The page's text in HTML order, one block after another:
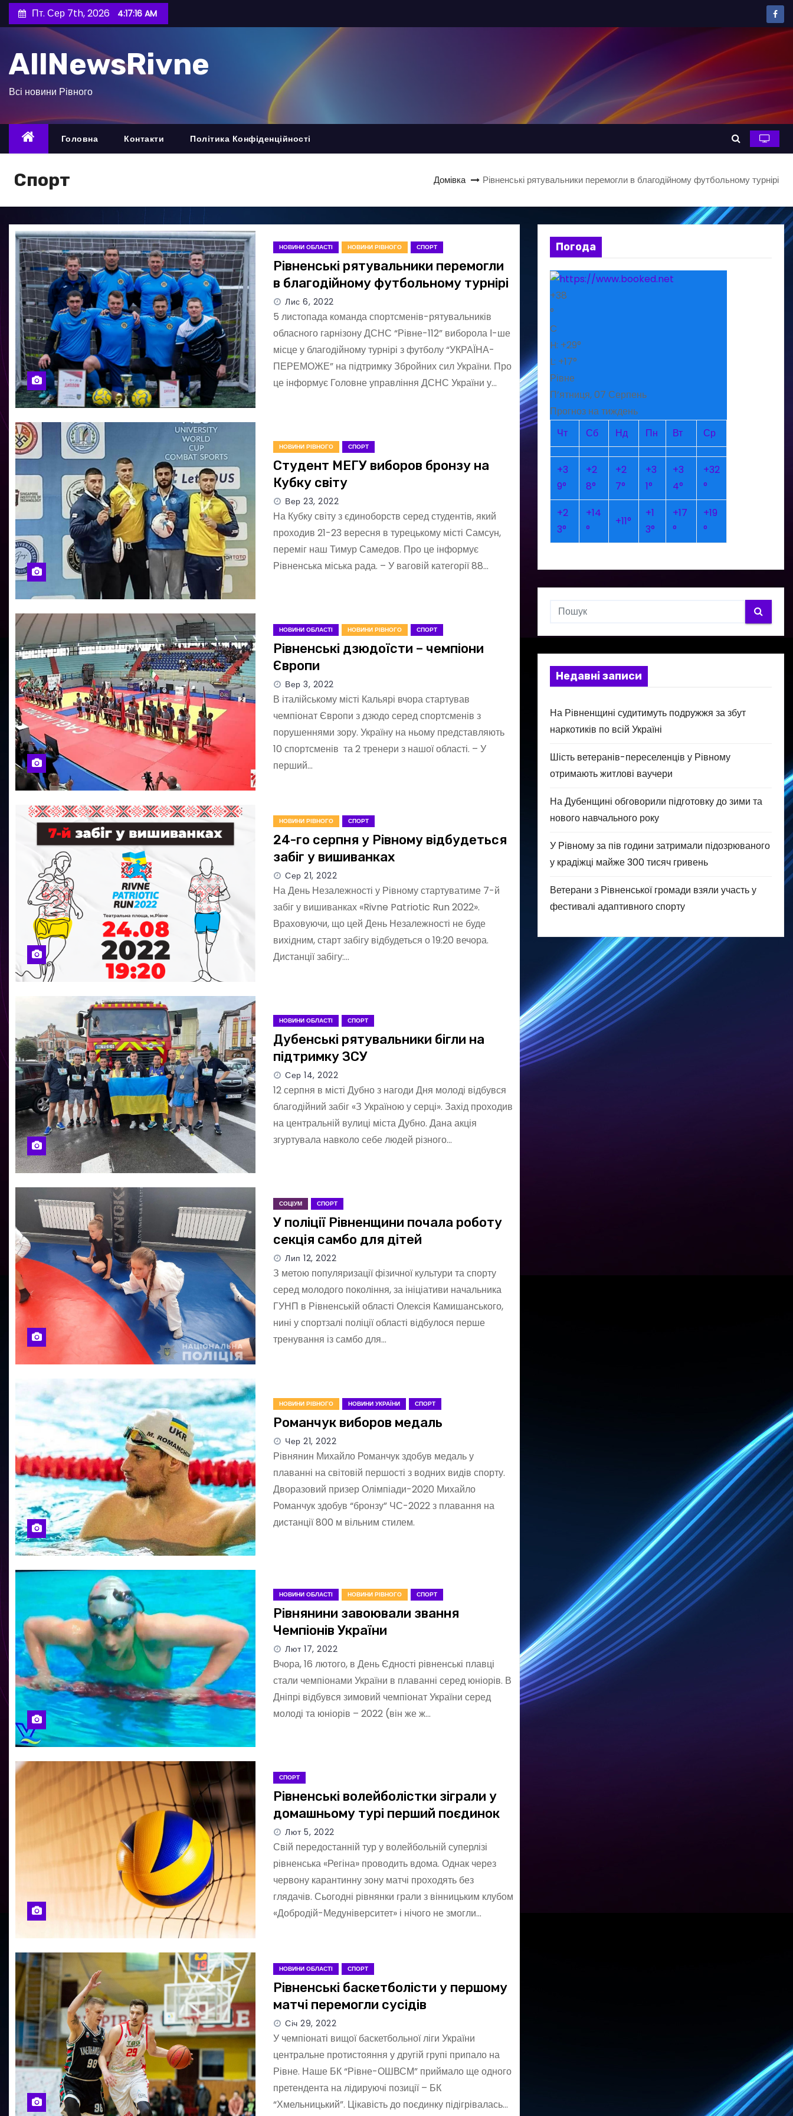
е
д
в
с
Пт. Сер 7th, 2026 4:17:18 AM
AllNewsRivne
Всі новини Рівного
Головна Контакти Політика Конфіденційності
Спорт Домівка Рівненські рятувальники перемогли в благодійному футбольному турнірі
НОВИНИ ОБЛАСТІ НОВИНИ РІВНОГО СПОРТ
Рівненські рятувальники перемогли
в благодійному футбольному турнірі
Лис 6, 2022
5 листопада команда спортсменів-рятувальників
обласного гарнізону ДСНС “Рівне-112” виборола І-ше
місце у благодійному турнірі з футболу “УКРАЇНА-
ПЕРЕМОЖЕ” на підтримку Збройних сил України. Про
це інформує Головне управління ДСНС України у…
НОВИНИ РІВНОГО СПОРТ
Студент МЕГУ виборов бронзу на
Кубку світу
Вер 23, 2022
На Кубку світу з єдиноборств серед студентів, який
проходив 21-23 вересня в турецькому місті Самсун,
переміг наш Тимур Самедов. Про це інформує
Рівненська міська рада. – У ваговій категорії 88…
НОВИНИ ОБЛАСТІ НОВИНИ РІВНОГО СПОРТ
Рівненські дзюдоїсти – чемпіони
Європи
Вер 3, 2022
В італійському місті Кальярі вчора стартував
чемпіонат Європи з дзюдо серед спортсменів з
порушеннями зору. Україну на ньому представляють
10 спортсменів та 2 тренери з нашої області. – У
перший…
НОВИНИ РІВНОГО СПОРТ
24-го серпня у Рівному відбудеться
забіг у вишиванках
Сер 21, 2022
На День Незалежності у Рівному стартуватиме 7-й
забіг у вишиванках «Rivne Patriotic Run 2022».
Враховуючи, що цей День Незалежності не буде
вихідним, старт забігу відбудеться о 19:20 вечора.
Дистанції забігу:…
НОВИНИ ОБЛАСТІ СПОРТ
Дубенські рятувальники бігли на
підтримку ЗСУ
Сер 14, 2022
12 серпня в місті Дубно з нагоди Дня молоді відбувся
благодійний забіг «З Україною у серці». Захід проходив
на центральній вулиці міста Дубно. Дана акція
згуртувала навколо себе людей різного…
СОЦІУМ СПОРТ
У поліції Рівненщини почала роботу
секція самбо для дітей
Лип 12, 2022
З метою популяризації фізичної культури та спорту
серед молодого покоління, за ініціативи начальника
ГУНП в Рівненській області Олексія Камишанського,
нині у спортзалі поліції області відбулося перше
тренування із самбо для…
НОВИНИ РІВНОГО НОВИНИ УКРАЇНИ СПОРТ
Романчук виборов медаль
Чер 21, 2022
Рівнянин Михайло Романчук здобув медаль у
плаванні на світовій першості з водних видів спорту.
Дворазовий призер Олімпіади-2020 Михайло
Романчук здобув “бронзу” ЧС-2022 з плавання на
дистанції 800 м вільним стилем.
НОВИНИ ОБЛАСТІ НОВИНИ РІВНОГО СПОРТ
Рівнянини завоювали звання
Чемпіонів України
Лют 17, 2022
Вчора, 16 лютого, в День Єдності рівненські плавці
стали чемпіонами України в плаванні серед юніорів. В
Дніпрі відбувся зимовий чемпіонат України серед
молоді та юніорів – 2022 (він же ж…
СПОРТ
Рівненські волейболістки зіграли у
домашньому турі перший поєдинок
Лют 5, 2022
Свій передостанній тур у волейбольній суперлізі
рівненська «Регіна» проводить вдома. Однак через
червону карантинну зону матчі проходять без
глядачів. Сьогодні рівнянки грали з вінницьким клубом
«Добродій-Медуніверситет» і нічого не змогли…
НОВИНИ ОБЛАСТІ СПОРТ
Рівненські баскетболісти у першому
матчі перемогли сусідів
Січ 29, 2022
У чемпіонаті вищої баскетбольної ліги України
центральне протистояння у другій групі припало на
Рівне. Наше БК “Рівне-ОШВСМ” приймало ще одного
претендента на лідируючі позиції – БК
“Хмельницький”. Цікавість до поєдинку підігрівалась…
Погода
+38
°
C
H: +29°
L: +17°
Рівне
П’ятниця, 07 Серпень
Прогноз на тиждень
Чт
Сб Нд Пн Вт Ср
+3
9°
+2
8°
+2
7°
+3
1°
+3
4°
+32
°
+2
3°
+14
°
+11°
+1
3°
+17
°
+19
°
Недавні записи
На Рівненщині судитимуть подружжя за збут
наркотиків по всій Україні
Шість ветеранів-переселенців у Рівному
отримають житлові ваучери
На Дубенщині обговорили підготовку до зими та
нового навчального року
У Рівному за пів години затримали підозрюваного
у крадіжці майже 300 тисяч гривень
Ветерани з Рівненської громади взяли участь у
фестивалі адаптивного спорту